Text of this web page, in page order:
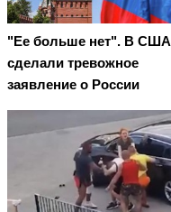
"Ее больше нет". В США
сделали тревожное
заявление о России